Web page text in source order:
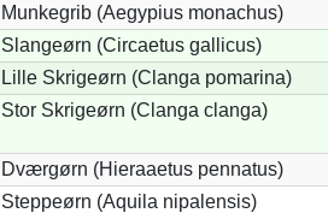
Munkegrib (Aegypius monachus)
Slangeørn (Circaetus gallicus)
Lille Skrigeørn (Clanga pomarina)
Stor Skrigeørn (Clanga clanga)
Dværgørn (Hieraaetus pennatus)
Steppeørn (Aquila nipalensis)